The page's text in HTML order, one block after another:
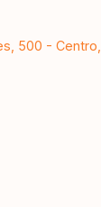
500 - Centro,